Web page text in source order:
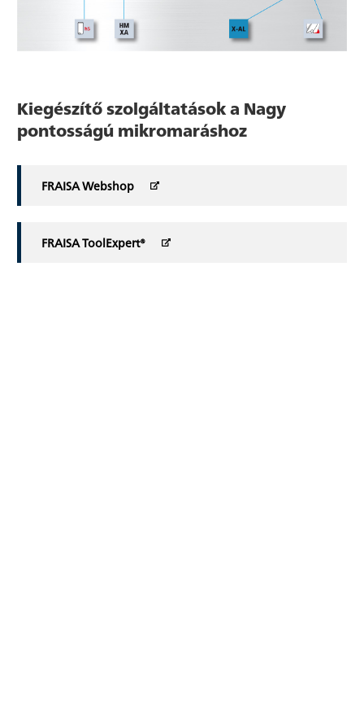
Kiegészítő szolgáltatások a Nagy
pontosságú mikromaráshoz
FRAISA Webshop
FRAISA ToolExpert®